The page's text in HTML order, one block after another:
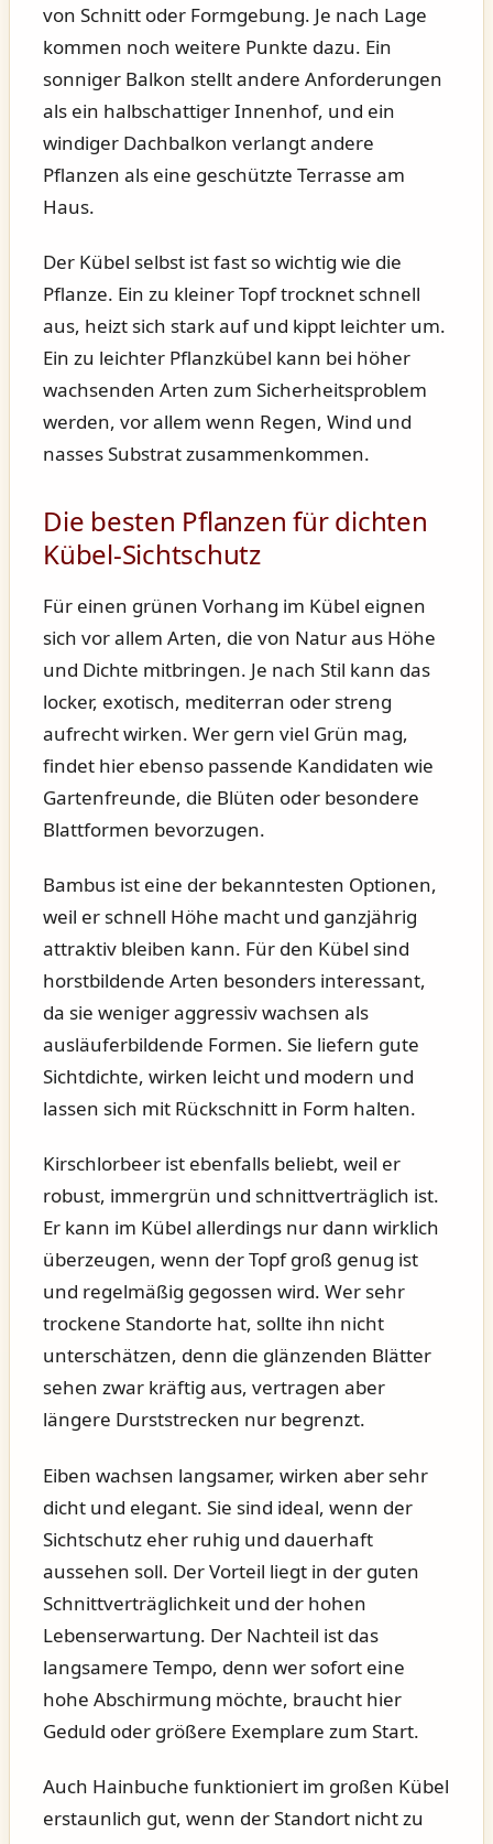
von Schnitt oder Formgebung. Je nach Lage
kommen noch weitere Punkte dazu. Ein
sonniger Balkon stellt andere Anforderungen
als ein halbschattiger Innenhof, und ein
windiger Dachbalkon verlangt andere
Pflanzen als eine geschützte Terrasse am
Haus.
Der Kübel selbst ist fast so wichtig wie die
Pflanze. Ein zu kleiner Topf trocknet schnell
aus, heizt sich stark auf und kippt leichter um.
Ein zu leichter Pflanzkübel kann bei höher
wachsenden Arten zum Sicherheitsproblem
werden, vor allem wenn Regen, Wind und
nasses Substrat zusammenkommen.
Die besten Pflanzen für dichten
Kübel-Sichtschutz
Für einen grünen Vorhang im Kübel eignen
sich vor allem Arten, die von Natur aus Höhe
und Dichte mitbringen. Je nach Stil kann das
locker, exotisch, mediterran oder streng
aufrecht wirken. Wer gern viel Grün mag,
findet hier ebenso passende Kandidaten wie
Gartenfreunde, die Blüten oder besondere
Blattformen bevorzugen.
Bambus ist eine der bekanntesten Optionen,
weil er schnell Höhe macht und ganzjährig
attraktiv bleiben kann. Für den Kübel sind
horstbildende Arten besonders interessant,
da sie weniger aggressiv wachsen als
ausläuferbildende Formen. Sie liefern gute
Sichtdichte, wirken leicht und modern und
lassen sich mit Rückschnitt in Form halten.
Kirschlorbeer ist ebenfalls beliebt, weil er
robust, immergrün und schnittverträglich ist.
Er kann im Kübel allerdings nur dann wirklich
überzeugen, wenn der Topf groß genug ist
und regelmäßig gegossen wird. Wer sehr
trockene Standorte hat, sollte ihn nicht
unterschätzen, denn die glänzenden Blätter
sehen zwar kräftig aus, vertragen aber
längere Durststrecken nur begrenzt.
Eiben wachsen langsamer, wirken aber sehr
dicht und elegant. Sie sind ideal, wenn der
Sichtschutz eher ruhig und dauerhaft
aussehen soll. Der Vorteil liegt in der guten
Schnittverträglichkeit und der hohen
Lebenserwartung. Der Nachteil ist das
langsamere Tempo, denn wer sofort eine
hohe Abschirmung möchte, braucht hier
Geduld oder größere Exemplare zum Start.
Auch Hainbuche funktioniert im großen Kübel
erstaunlich gut, wenn der Standort nicht zu